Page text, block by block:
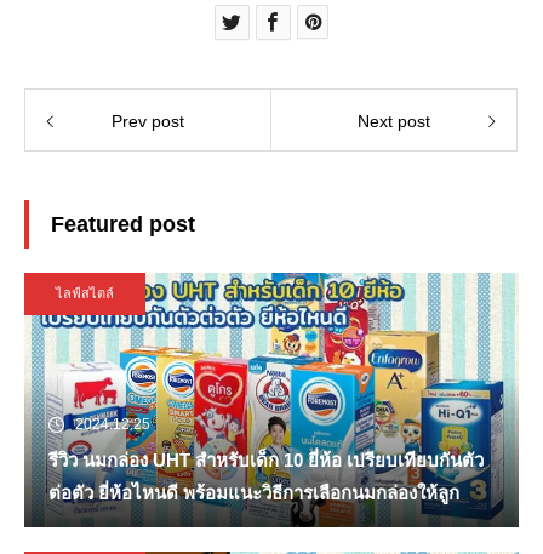
Prev post Next post
Featured post
ไลฟ์สไตล์
2024.12.25
รีวิว นมกล่อง UHT สำหรับเด็ก 10 ยี่ห้อ เปรียบเทียบกันตัว
ต่อตัว ยี่ห้อไหนดี พร้อมแนะวิธีการเลือกนมกล่องให้ลูก